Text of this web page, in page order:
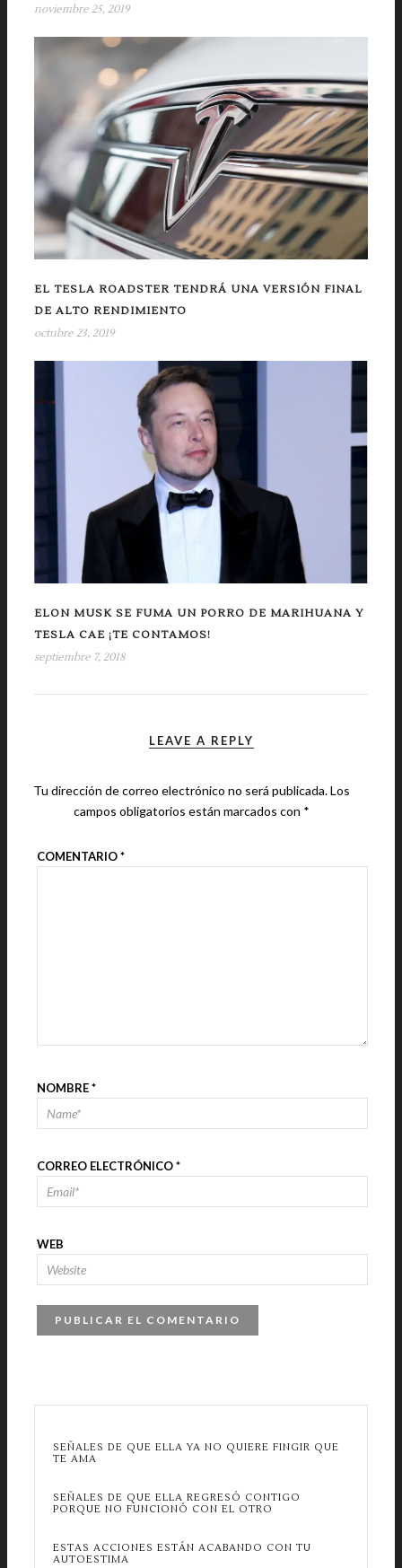
noviembre 25, 2019
EL TESLA ROADSTER TENDRÁ UNA VERSIÓN FINAL
DE ALTO RENDIMIENTO
octubre 23, 2019
ELON MUSK SE FUMA UN PORRO DE MARIHUANA Y
TESLA CAE ¡TE CONTAMOS!
septiembre 7, 2018
LEAVE A REPLY
Tu dirección de correo electrónico no será publicada.Los
campos obligatorios están marcados con *
COMENTARIO*
NOMBRE*
CORREO ELECTRÓNICO*
WEB
SEÑALES DE QUE ELLA YA NO QUIERE FINGIR QUE
TE AMA
SEÑALES DE QUE ELLA REGRESÓ CONTIGO
PORQUE NO FUNCIONÓ CON EL OTRO
ESTAS ACCIONES ESTÁN ACABANDO CON TU
AUTOESTIMA